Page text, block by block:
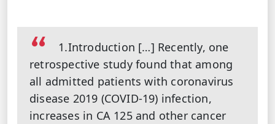
1.Introduction […] Recently, one
retrospective study found that among
all admitted patients with coronavirus
disease 2019 (COVID-19) infection,
increases in CA 125 and other cancer